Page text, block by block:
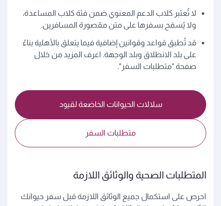
لا تُعتبر كلاب الدعم المعنوي ضمن فئة كلاب المساعدة،
ولا يُسمَح بسفرها على متن مقصورة المسافرين.
قد تُطبق قواعد وقوانين إضافية فيما يتعلق بالأهلية بناءً
على بلد الانطلاق وبلد الوجهة. اعرف المزيد من خلال
صفحة "متطلبات السفر".
سلالات الحيوانات الخاضعة لقيود
متطلبات السفر
المتطلبات الصحية والوثائق اللازمة
احرص على استكمال جميع الوثائق اللازمة قبل سفر حيوانك